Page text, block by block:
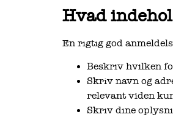
Hvad
En rigtig god
Beskriv hvilken
Skriv navn og
relevant viden
Skriv dine